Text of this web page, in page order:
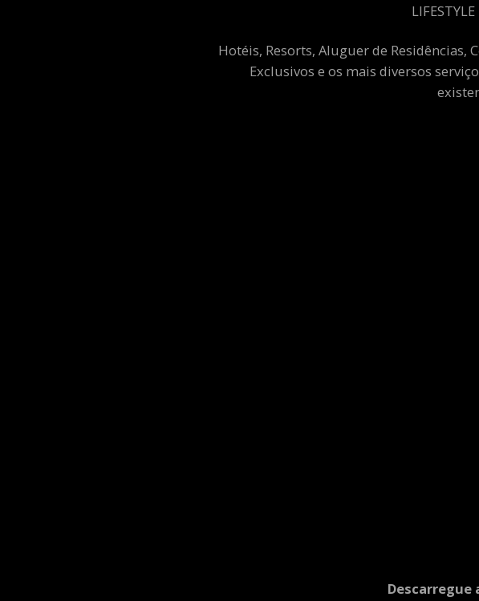
Hotéis, Resorts, Aluguer de Residências,
Exclusivos e os mais diversos
Descarregue